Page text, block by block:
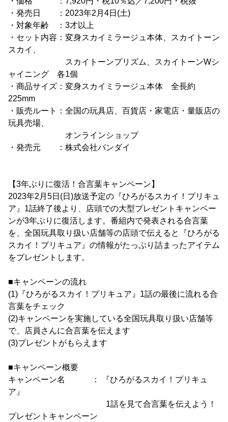
・発売日 ：2023年2月4日(土)
・対象年齢 ：3才以上
・セット内容：変身スカイミラージュ本体、スカイトーン
スカイ、
スカイトーンプリズム、スカイトーンWシ
ャイニング 各1個
・商品サイズ：変身スカイミラージュ本体 全長約
225mm
・販売ルート：全国の玩具店、百貨店・家電店・量販店の
玩具売場、
オンラインショップ
・発売元 ：株式会社バンダイ
【3年ぶりに復活！合言葉キャンペーン】
2023年2月5日(日)放送予定の『ひろがるスカイ！プリキュ
ア』1話終了後より、店頭での大型プレゼントキャンペー
ンが3年ぶりに復活します。番組内で発表される合言葉
を、全国玩具取り扱い店舗等の店頭で伝えると『ひろがる
スカイ！プリキュア』の情報がたっぷり詰まったアイテム
をプレゼントします。
■キャンペーンの流れ
(1)『ひろがるスカイ！プリキュア』1話の最後に流れる合
言葉をチェック
(2)キャンペーンを実施している全国玩具取り扱い店舗等
で、店員さんに合言葉を伝えます
(3)プレゼントがもらえます
■キャンペーン概要
キャンペーン名 ： 『ひろがるスカイ！プリキュ
ア』
1話を見て合言葉を伝えよう！
プレゼントキャンペーン